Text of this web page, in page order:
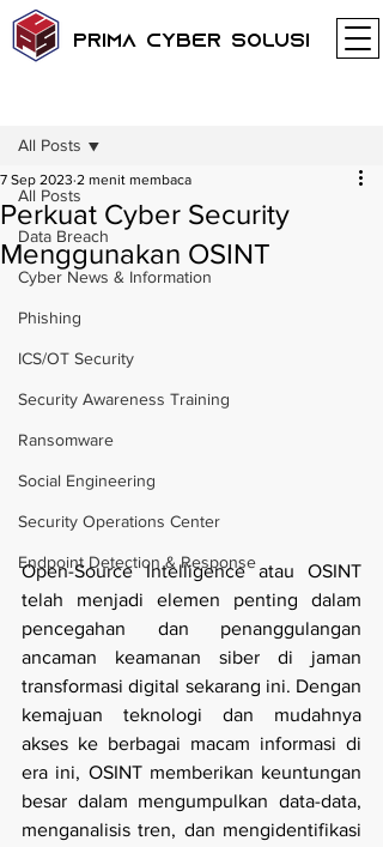
Prima Cyber Solusi
All Posts
Data Breach
Cyber News & Information
Phishing
ICS/OT Security
Security Awareness Training
Ransomware
Social Engineering
Security Operations Center
Endpoint Detection & Response
All Posts
Perkuat Cyber Security
Menggunakan OSINT
7 Sep 2023 2 menit membaca
Open-Source Intelligence atau OSINT
telah menjadi elemen penting dalam
pencegahan dan penanggulangan
ancaman keamanan siber di jaman
transformasi digital sekarang ini. Dengan
kemajuan teknologi dan mudahnya
akses ke berbagai macam informasi di
era ini, OSINT memberikan keuntungan
besar dalam mengumpulkan data-data,
menganalisis tren, dan mengidentifikasi